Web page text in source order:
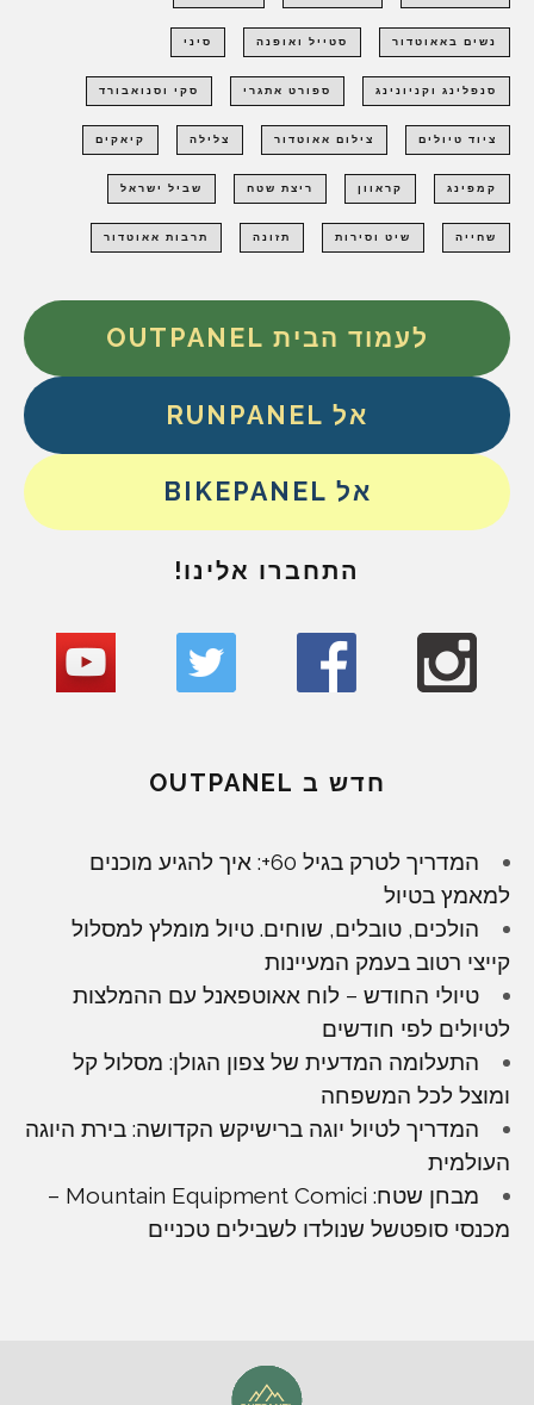
נשים באאוטדור סטייל ואופנה סיני
סנפלינג וקניונינג ספורט אתגרי סקי וסנואבורד
ציוד טיולים צילום אאוטדור צלילה קיאקים
קמפינג קראוון ריצת שטח שביל ישראל
שחייה שיט וסירות תזונה תרבות אאוטדור
לעמוד הבית OUTPANEL
אל RUNPANEL
אל BIKEPANEL
התחברו אלינו!
חדש ב OUTPANEL
המדריך לטרק בגיל 60+: איך להגיע מוכנים
למאמץ בטיול
הולכים, טובלים, שוחים. טיול מומלץ למסלול
קייצי רטוב בעמק המעיינות
טיולי החודש – לוח אאוטפאנל עם ההמלצות
לטיולים לפי חודשים
התעלומה המדעית של צפון הגולן: מסלול קל
ומוצל לכל המשפחה
המדריך לטיול יוגה ברישיקש הקדושה: בירת היוגה
העולמית
מבחן שטח: Mountain Equipment Comici –
מכנסי סופטשל שנולדו לשבילים טכניים